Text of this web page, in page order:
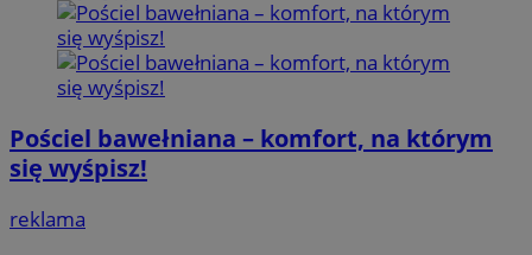
Pościel bawełniana – komfort, na którym
się wyśpisz!
reklama